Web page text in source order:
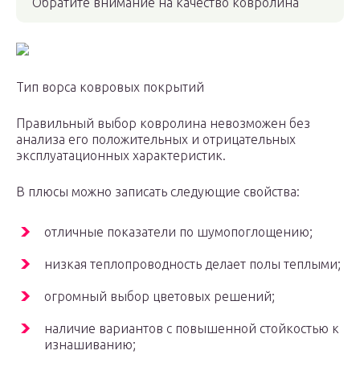
Тип ворса ковровых покрытий
Правильный выбор ковролина невозможен без
анализа его положительных и отрицательных
эксплуатационных характеристик.
В плюсы можно записать следующие свойства:
отличные показатели по шумопоглощению;
низкая теплопроводность делает полы теплыми;
огромный выбор цветовых решений;
наличие вариантов с повышенной стойкостью к
изнашиванию;